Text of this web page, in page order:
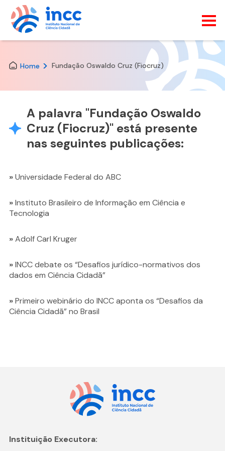
the
Home Fundação Oswaldo Cruz (Fiocruz)
A palavra "Fundação Oswaldo
Cruz (Fiocruz)" está presente
nas seguintes publicações:
»Universidade Federal do ABC
»Instituto Brasileiro de Informação em Ciência e
Tecnologia
»Adolf Carl Kruger
»INCC debate os “Desafios jurídico-normativos dos
dados em Ciência Cidadã”
»Primeiro webinário do INCC aponta os “Desafios da
Ciência Cidadã” no Brasil
Instituição Executora: